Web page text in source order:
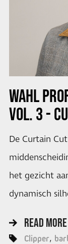
WAHL
VOL. 3 -
De Curtain
het gezicht
dynamisch
READ MORE
Clipper